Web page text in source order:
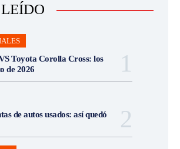
Toyota Corolla Cross: los
de 2026
de autos usados: así quedó